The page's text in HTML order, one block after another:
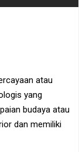
atau
yang
budaya atau
dan memiliki